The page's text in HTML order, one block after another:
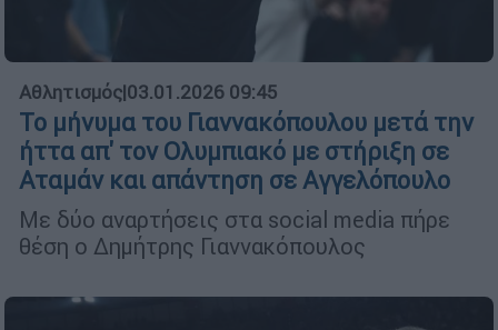
Αθλητισμός|03.01.2026 09:45
Το μήνυμα του Γιαννακόπουλου μετά την
ήττα απ' τον Ολυμπιακό με στήριξη σε
Αταμάν και απάντηση σε Αγγελόπουλο
Με δύο αναρτήσεις στα social media πήρε
θέση ο Δημήτρης Γιαννακόπουλος